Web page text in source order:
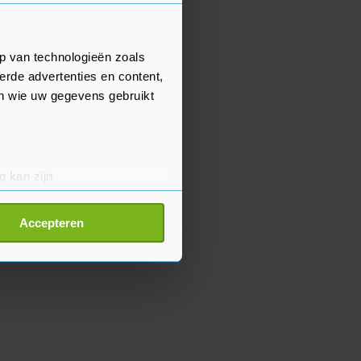
van technologieën zoals
advertenties en content,
wie uw gegevens gebruikt
kan zijn
detailgedeelte
Accepteren